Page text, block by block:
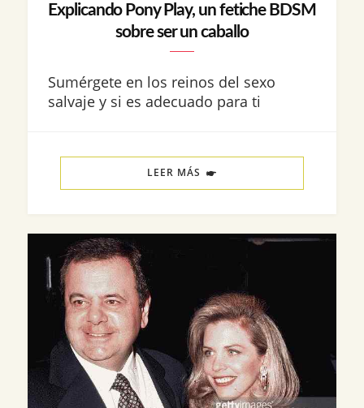
Explicando Pony Play, un fetiche BDSM
sobre ser un caballo
Sumérgete en los reinos del sexo
salvaje y si es adecuado para ti
LEER MÁS